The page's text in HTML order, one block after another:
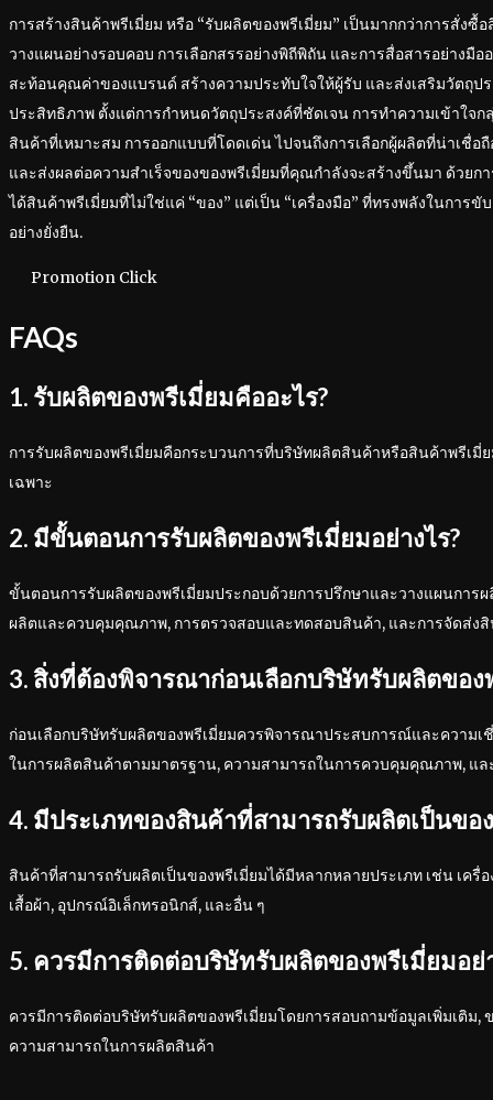
การสร้างสินค้าพรีเมี่ยม หรือ “รับผลิตของพรีเมี่ยม” เป็นมากกว่าการสั่งซื้
วางแผนอย่างรอบคอบ การเลือกสรรอย่างพิถีพิถัน และการสื่อสารอย่างมือ
สะท้อนคุณค่าของแบรนด์ สร้างความประทับใจให้ผู้รับ และส่งเสริมวัตถุป
ประสิทธิภาพ ตั้งแต่การกำหนดวัตถุประสงค์ที่ชัดเจน การทำความเข้าใจก
สินค้าที่เหมาะสม การออกแบบที่โดดเด่น ไปจนถึงการเลือกผู้ผลิตที่น่าเชื่
และส่งผลต่อความสำเร็จของของพรีเมี่ยมที่คุณกำลังจะสร้างขึ้นมา ด้วยก
ได้สินค้าพรีเมี่ยมที่ไม่ใช่แค่ “ของ” แต่เป็น “เครื่องมือ” ที่ทรงพลังในการ
อย่างยั่งยืน.
Promotion Click
FAQs
1. รับผลิตของพรีเมี่ยมคืออะไร?
การรับผลิตของพรีเมี่ยมคือกระบวนการที่บริษัทผลิตสินค้าหรือสินค้าพรีเมี่
เฉพาะ
2. มีขั้นตอนการรับผลิตของพรีเมี่ยมอย่างไร?
ขั้นตอนการรับผลิตของพรีเมี่ยมประกอบด้วยการปรึกษาและวางแผนการผ
ผลิตและควบคุมคุณภาพ, การตรวจสอบและทดสอบสินค้า, และการจัดส่ง
3. สิ่งที่ต้องพิจารณาก่อนเลือกบริษัทรับผลิตของ
ก่อนเลือกบริษัทรับผลิตของพรีเมี่ยมควรพิจารณาประสบการณ์และความ
ในการผลิตสินค้าตามมาตรฐาน, ความสามารถในการควบคุมคุณภาพ, แ
4. มีประเภทของสินค้าที่สามารถรับผลิตเป็นขอ
สินค้าที่สามารถรับผลิตเป็นของพรีเมี่ยมได้มีหลากหลายประเภท เช่น เครื่อ
เสื้อผ้า, อุปกรณ์อิเล็กทรอนิกส์, และอื่น ๆ
5. ควรมีการติดต่อบริษัทรับผลิตของพรีเมี่ยมอย่
ควรมีการติดต่อบริษัทรับผลิตของพรีเมี่ยมโดยการสอบถามข้อมูลเพิ่มเติม,
ความสามารถในการผลิตสินค้า